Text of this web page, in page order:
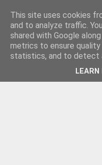
This site uses cookies
and to analyze traffic.
shared with Google
metrics to ensure
statistics, and to detect
LEARN